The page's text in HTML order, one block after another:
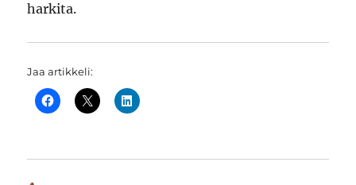
harkita.
Jaa artikkeli: